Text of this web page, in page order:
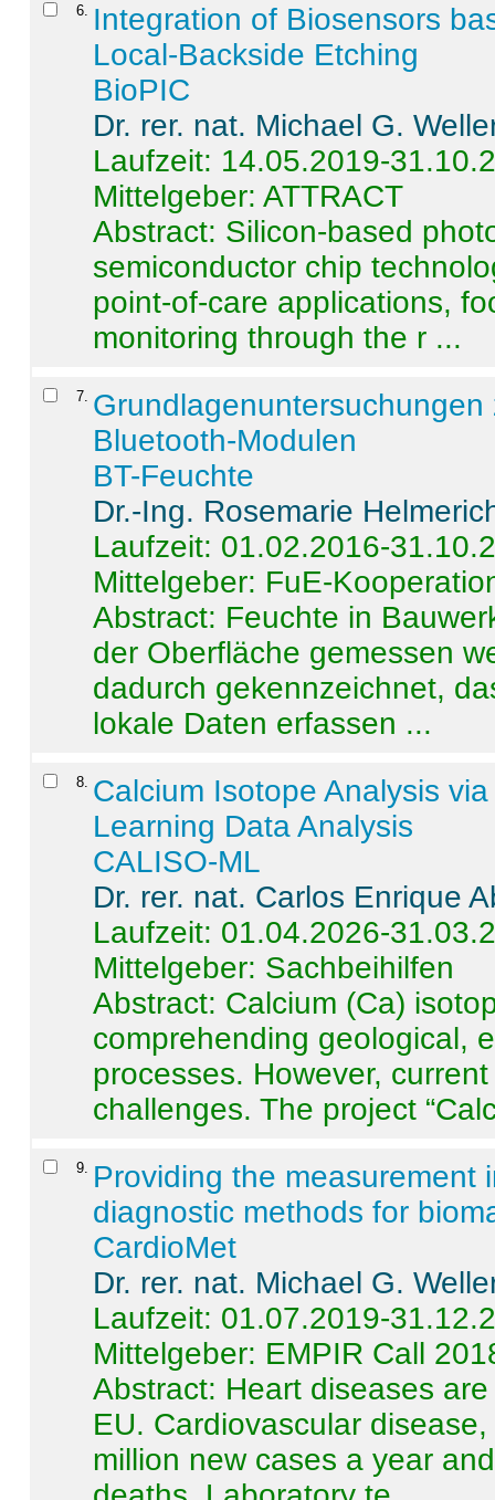
6
Integration of Biosensors
Local-Backside Etching
BioPIC
Dr. rer. nat. Michael G.
Laufzeit: 14.05.2019-
Mittelgeber: ATTRACT
Abstract: Silicon-based
semiconductor chip
point-of-care applications,
monitoring through the r ...
7
Bluetooth-Modulen
BT-Feuchte
Dr.-Ing. Rosemarie
Laufzeit: 01.02.2016-
Mittelgeber: FuE-
Abstract: Feuchte in
der Oberfläche gemessen
dadurch gekennzeichnet,
lokale Daten erfassen ...
8 Calcium Isotope Analysis
Learning Data Analysis
CALISO-ML
Dr. rer. nat. Carlos Enrique
Laufzeit: 01.04.2026-
Mittelgeber: Sachbeihilfen
Abstract: Calcium (Ca)
comprehending geological,
processes. However,
challenges. The project
9
Providing the measurement
diagnostic methods for
CardioMet
Dr. rer. nat. Michael G.
Laufzeit: 01.07.2019-
Mittelgeber: EMPIR Call
Abstract: Heart diseases
EU. Cardiovascular
million new cases a year